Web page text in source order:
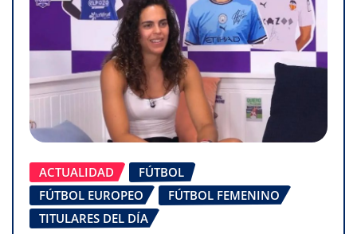
ACTUALIDAD
FÚTBOL
FÚTBOL EUROPEO
FÚTBOL FEMENINO
TITULARES DEL DÍA